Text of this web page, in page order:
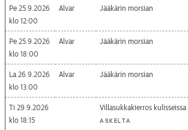
Pe 25.9.2026
12:00
Alvar Jääkärin morsian
Pe 25.9.2026
18:00
Alvar Jääkärin morsian
La 26.9.2026
13:00
Alvar Jääkärin morsian
Ti 29.9.2026
18:15
Villasukkakierros kulisseissa
askelta